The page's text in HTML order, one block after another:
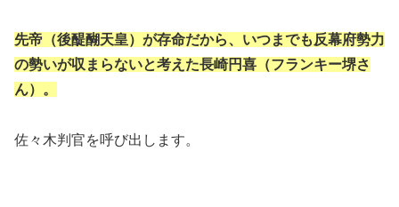
先帝（後醍醐天皇）が存命だから、いつまでも反幕府勢力
の勢いが収まらないと考えた長崎円喜（フランキー堺さ
ん）。
佐々木判官を呼び出します。